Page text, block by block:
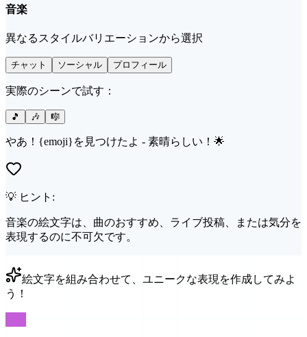
音楽
異なるスタイルバリエーションから選択
チャット ソーシャル プロフィール
実際のシーンで試す：
🎵 🎶 🎼
やあ！{emoji}を見つけたよ - 素晴らしい！🌟
💡 ヒント:
音楽の絵文字は、曲のおすすめ、ライブ投稿、または気分を
表現するのに不可欠です。
絵文字を組み合わせて、ユニークな表現を作成してみよ
う！